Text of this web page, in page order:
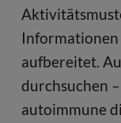
aufbereitet.
durchsuchen
autoimmune